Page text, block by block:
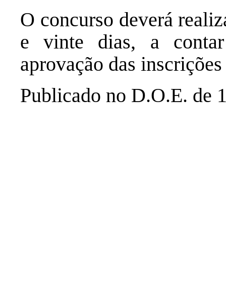
O concurso deverá
e vinte dias, a
aprovação das
Publicado no D.O.E. de